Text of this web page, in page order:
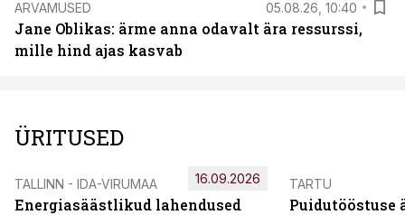
ARVAMUSED 05.08.26, 10:40
Jane Oblikas: ärme anna odavalt ära ressurssi,
mille hind ajas kasvab
ÜRITUSED
TALLINN - IDA-VIRUMAA
Energiasäästlikud lahendused
16.09.2026 TARTU
Puidutööstuse